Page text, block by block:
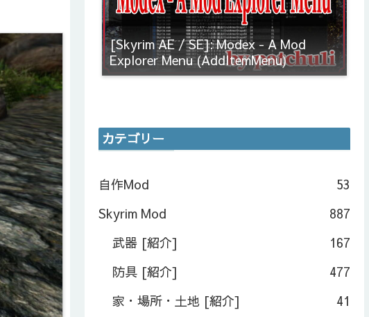
[Skyrim AE / SE]: Modex - A Mod
Explorer Menu (AddItemMenu)
カテゴリー
自作Mod
53
Skyrim Mod
887
武器 [紹介]
167
防具 [紹介]
477
家・場所・土地 [紹介]
41